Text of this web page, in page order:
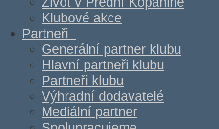
Klubové akce
Partneři
Generální partner klubu
Hlavní partneři klubu
Partneři klubu
Výhradní dodavatelé
Mediální partner